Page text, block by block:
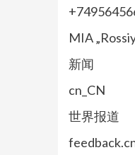
MIA
新闻
cn_CN
世界报道